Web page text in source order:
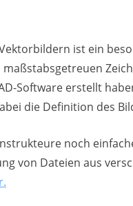
ist ein
Software erstellt
die Definition des
noch
von Dateien aus